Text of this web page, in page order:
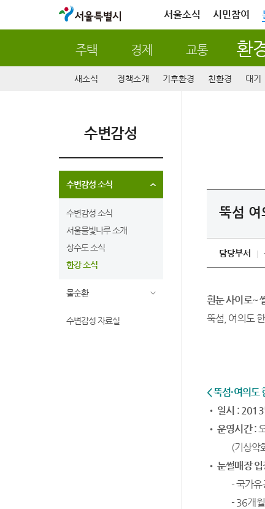
서울특별시 서울소식 시민참여
주택 경제 교통 환
새소식 정책소개 기후환경 친환경 대기
수변감성
수변감성 소식
수변감성 소식
서울물빛나루 소개
상수도 소식
한강 소식
물순환
수변감성 자료실
뚝섬
담당부서
흰눈 사이로~
뚝섬, 여의도
< 뚝섬·여의도
• 일시 :
• 운영시간 :
(기상악
• 눈썰매장 입
- 국가
- 36개